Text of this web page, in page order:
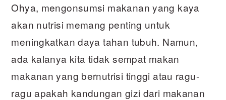
Ohya, mengonsumsi makanan yang kaya
akan nutrisi memang penting untuk
meningkatkan daya tahan tubuh. Namun,
ada kalanya kita tidak sempat makan
makanan yang bernutrisi tinggi atau ragu-
ragu apakah kandungan gizi dari makanan